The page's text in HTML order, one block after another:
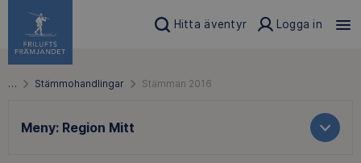
Hitta äventyr Logga in
… Stämmohandlingar Stämman 2016
Meny: Region Mitt